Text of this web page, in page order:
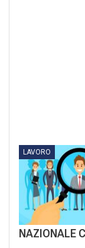
LAVORO
NAZIONALE